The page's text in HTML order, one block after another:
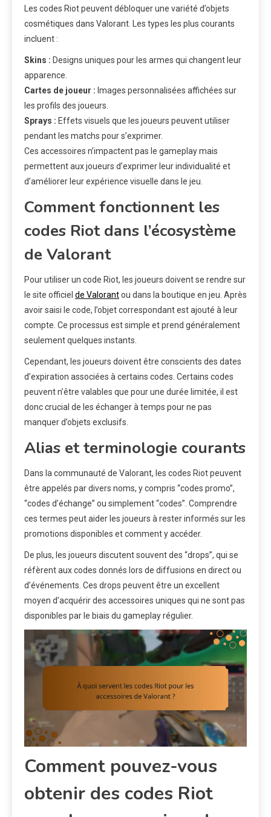
Les codes Riot peuvent débloquer une variété d’objets
cosmétiques dans Valorant. Les types les plus courants
incluent :
Skins : Designs uniques pour les armes qui changent leur
apparence.
Cartes de joueur : Images personnalisées affichées sur
les profils des joueurs.
Sprays : Effets visuels que les joueurs peuvent utiliser
pendant les matchs pour s’exprimer.
Ces accessoires n’impactent pas le gameplay mais
permettent aux joueurs d’exprimer leur individualité et
d’améliorer leur expérience visuelle dans le jeu.
Comment fonctionnent les
codes Riot dans l’écosystème
de Valorant
Pour utiliser un code Riot, les joueurs doivent se rendre sur
le site officiel de Valorantou dans la boutique en jeu. Après
avoir saisi le code, l’objet correspondant est ajouté à leur
compte. Ce processus est simple et prend généralement
seulement quelques instants.
Cependant, les joueurs doivent être conscients des dates
d’expiration associées à certains codes. Certains codes
peuvent n’être valables que pour une durée limitée, il est
donc crucial de les échanger à temps pour ne pas
manquer d’objets exclusifs.
Alias et terminologie courants
Dans la communauté de Valorant, les codes Riot peuvent
être appelés par divers noms, y compris “codes promo”,
“codes d’échange” ou simplement “codes”. Comprendre
ces termes peut aider les joueurs à rester informés sur les
promotions disponibles et comment y accéder.
De plus, les joueurs discutent souvent des “drops”, qui se
réfèrent aux codes donnés lors de diffusions en direct ou
d’événements. Ces drops peuvent être un excellent
moyen d’acquérir des accessoires uniques qui ne sont pas
disponibles par le biais du gameplay régulier.
Comment pouvez-vous
obtenir des codes Riot